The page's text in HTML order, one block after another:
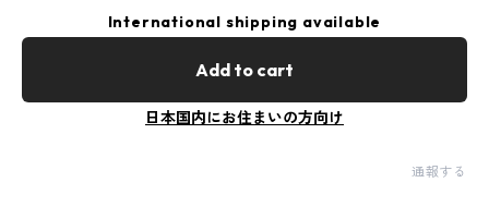
International shipping available
Add to cart
日本国内にお住まいの方向け
通報する